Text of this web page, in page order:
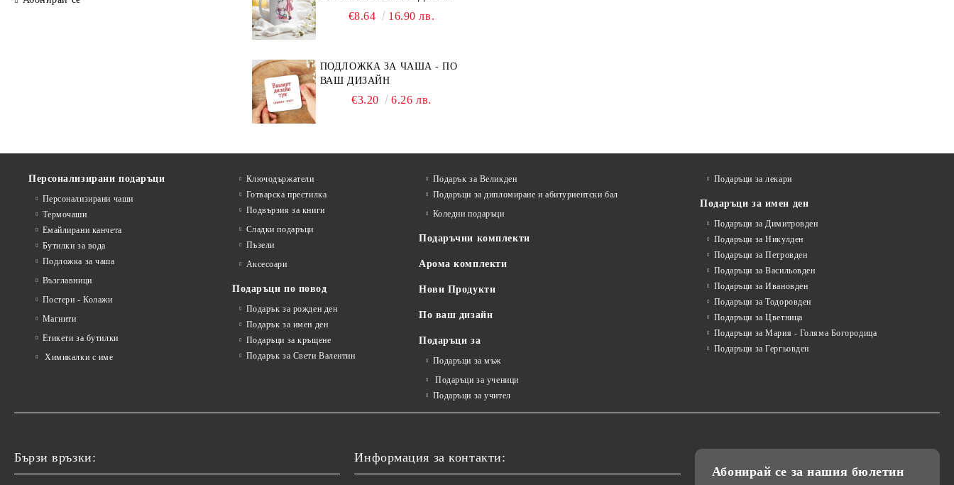
€8.64 16.90 лв.
ПОДЛОЖКА ЗА ЧАША - ПО
ВАШ ДИЗАЙН
€3.20 6.26 лв.
Персонализирани подаръци
Персонализирани чаши
Термочаши
Емайлирани канчета
Бутилки за вода
Подложка за чаша
Възглавници
Постери - Колажи
Магнити
Етикети за бутилки
Химикалки с име
Ключодържатели
Готварска престилка
Подвързия за книги
Сладки подаръци
Пъзели
Аксесоари
Подаръци по повод
Подарък за рожден ден
Подарък за имен ден
Подаръци за кръщене
Подарък за Свети Валентин
Подарък за Великден
Подаръци за дипломиране и абитуриентски бал
Коледни подаръци
Подаръчни комплекти
Арома комплекти
Нови Продукти
По ваш дизайн
Подаръци за
Подаръци за мъж
Подаръци за ученици
Подаръци за учител
Подаръци за лекари
Подаръци за имен ден
Подаръци за Димитровден
Подаръци за Никулден
Подаръци за Петровден
Подаръци за Васильовден
Подаръци за Ивановден
Подаръци за Тодоровден
Подаръци за Цветница
Подаръци за Мария - Голяма Богородица
Подаръци за Гергьовден
Бързи връзки:
Информация за контакти:
Абонирай се за нашия бюлетин